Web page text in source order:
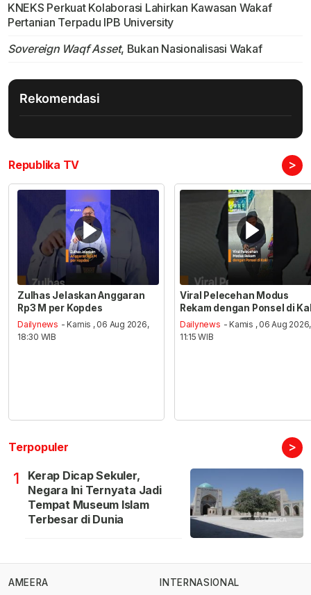
KNEKS Perkuat Kolaborasi Lahirkan Kawasan Wakaf
Pertanian Terpadu IPB University
Sovereign Waqf Asset, Bukan Nasionalisasi Wakaf
Rekomendasi
Republika TV >
Zulhas Jelaskan Anggaran
Rp3 M per Kopdes
Dailynews - Kamis , 06 Aug 2026,
18:30 WIB
Viral Pelecehan Modus
Rekam dengan Ponsel di
Dailynews - Kamis , 06 Aug 2026,
11:15 WIB
Terpopuler >
1
Kerap Dicap Sekuler,
Negara Ini Ternyata Jadi
Tempat Museum Islam
Terbesar di Dunia
AMEERA
INTERNASIONAL